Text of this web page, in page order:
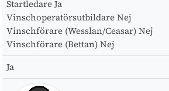
Startledare Ja
Vinschoperatörsutbildare Nej
Vinschförare (Wesslan/Ceasar) Nej
Vinschförare (Bettan) Nej
Ja